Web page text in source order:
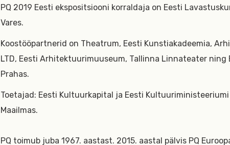
PQ 2019 Eesti ekspositsiooni korraldaja on Eesti
Vares.
Koostööpartnerid on Theatrum, Eesti Kunstiakadeemia,
LTD, Eesti Arhitektuurimuuseum, Tallinna Linnateater ning
Prahas.
Toetajad: Eesti Kultuurkapital ja Eesti
Maailmas.
PQ toimub juba 1967. aastast. 2015. aastal pälvis PQ